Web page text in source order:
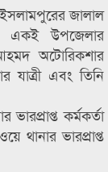
জালাল
উপজেলার
অটোরিকশার
এবং তিনি
কর্মকর্তা
থানার ভারপ্রাপ্ত